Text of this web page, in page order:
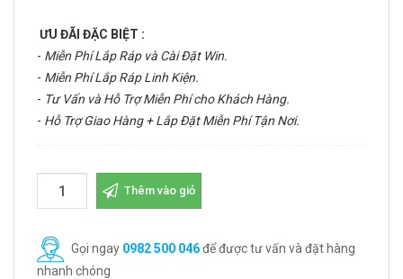
ƯU ĐÃI ĐẶC BIỆT :
- Miễn Phí Lắp Ráp và Cài Đặt Win.
- Miễn Phí Lắp Ráp Linh Kiện.
- Tư Vấn và Hỗ Trợ Miễn Phí cho Khách Hàng.
- Hỗ Trợ Giao Hàng + Lắp Đặt Miễn Phí Tận Nơi.
Thêm vào giỏ
Gọi ngay 0982 500 046để được tư vấn và đặt hàng
nhanh chóng